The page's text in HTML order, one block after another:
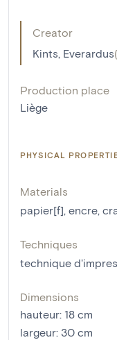
Creator
Kints, Everardus(
Production place
Liège
PHYSICAL
Materials
papier[f], encre,
Techniques
technique
Dimensions
hauteur: 18 cm
largeur: 30 cm